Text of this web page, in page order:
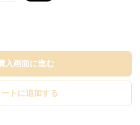
入画面に進む
ートに追加する